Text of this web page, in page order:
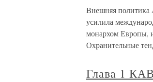
Внешняя политика
усилила
монархом Европы,
Охранительные
Глава 1